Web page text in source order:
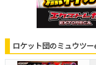
ロケット団のミュウツー